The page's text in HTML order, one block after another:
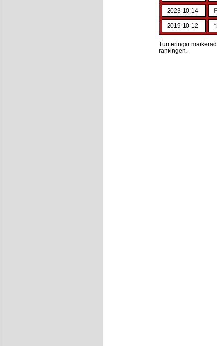
2023-10-14
2019-10-12
Turneringar
rankingen.